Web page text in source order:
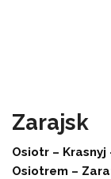
Zarajsk
Osiotr –
Osiotrem –